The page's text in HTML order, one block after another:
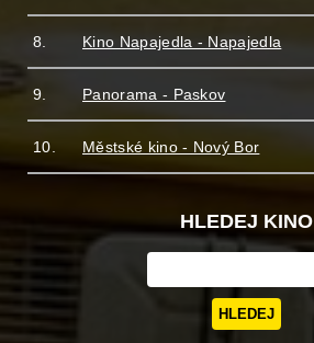
8. Kino Napajedla - Napajedla
9. Panorama - Paskov
10. Městské kino - Nový Bor
HLEDEJ KINO